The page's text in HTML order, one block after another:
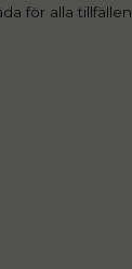
för alla tillfällen